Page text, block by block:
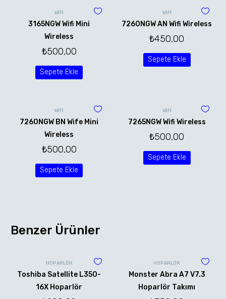
WİFİ
3165NGW Wifi Mini
Wireless
₺500,00
Sepete Ekle
WİFİ
7260NGW AN Wifi Wireless
₺450,00
Sepete Ekle
WİFİ
7260NGW BN Wife Mini
Wireless
₺500,00
Sepete Ekle
WİFİ
7265NGW Wifi Wireless
₺500,00
Sepete Ekle
Benzer Ürünler
HOPARLÖR
Toshiba Satellite L350-
16X Hoparlör
HOPARLÖR
Monster Abra A7 V7.3
Hoparlör Takımı